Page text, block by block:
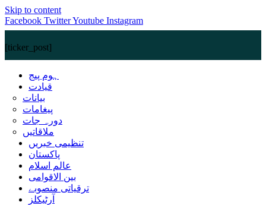
Skip to content
Facebook TwitterYoutube Instagram
[ticker_post]
ہوم پیج
قیادت
بیانات
پیغامات
دورہ جات
ملاقاتیں
تنظیمی خبریں
پاکستان
عالم اسلام
بین الاقوامی
ترقیاتی منصوبے
آرٹیکلز